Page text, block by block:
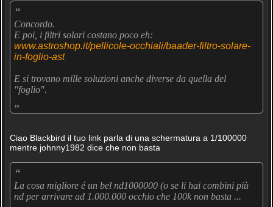
“
Concordo.
E poi, i filtri solari costano poco eh:
www.astroshop.it/pellicole-occhiali/baader-filtro-solare-
in-foglio-ast
E si trovano mille soluzioni anche diverse da quella del
"foglio".
„
Ciao Blackbird il tuo link parla di una schermatura a 1/100000
mentre johnny1982 dice che non basta
“
La cosa migliore é un bel nd1000000 (o se li hai combini più
nd per arrivare ad 1.000.000 occhio che 100k non basta ...